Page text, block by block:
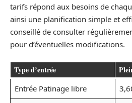
tarifs répond aux besoins de
ainsi une planification simple et
conseillé de consulter
pour d’éventuelles modifications.
Type d’entrée
Entrée Patinage libre